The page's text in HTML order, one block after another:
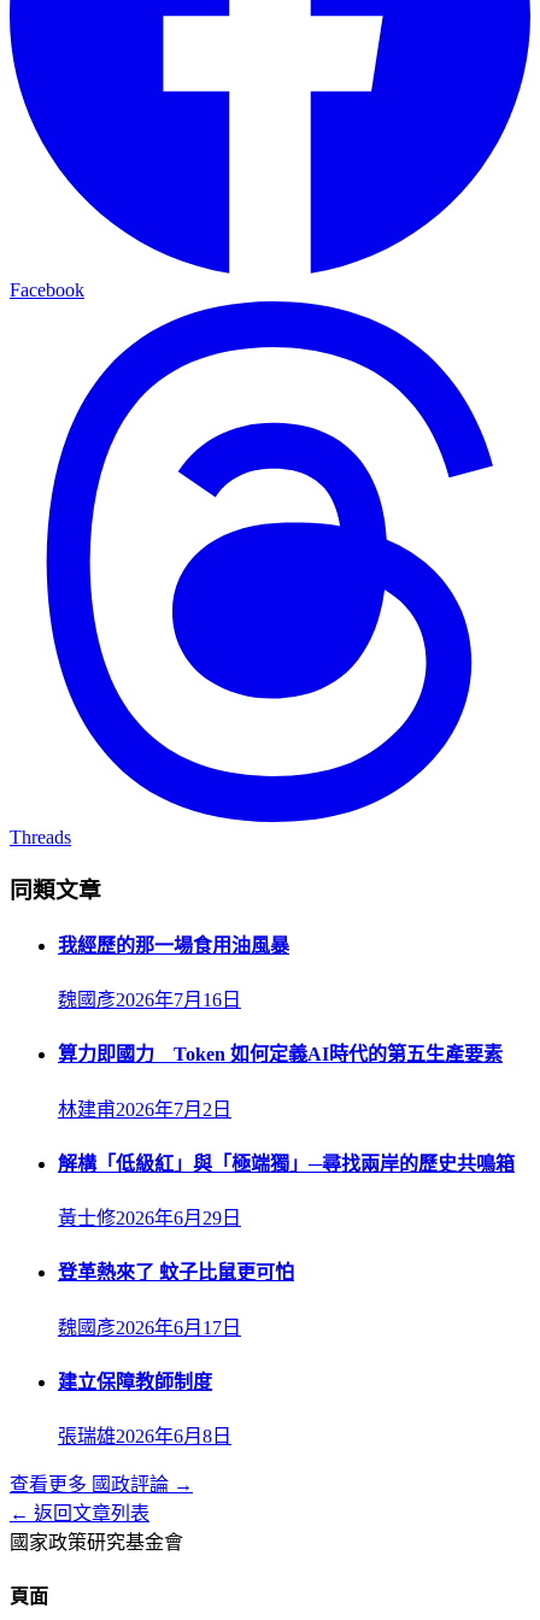
Facebook
Threads
同類文章
我經歷的那一場食用油風暴
魏國彥2026年7月16日
算力即國力 Token 如何定義AI時代的第五生產要素
林建甫2026年7月2日
解構「低級紅」與「極端獨」─尋找兩岸的歷史共鳴箱
黃士修2026年6月29日
登革熱來了 蚊子比鼠更可怕
魏國彥2026年6月17日
建立保障教師制度
張瑞雄2026年6月8日
查看更多 國政評論 →
← 返回文章列表
國家政策研究基金會
頁面